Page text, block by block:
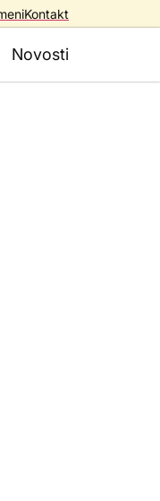
Kontakt
Novosti